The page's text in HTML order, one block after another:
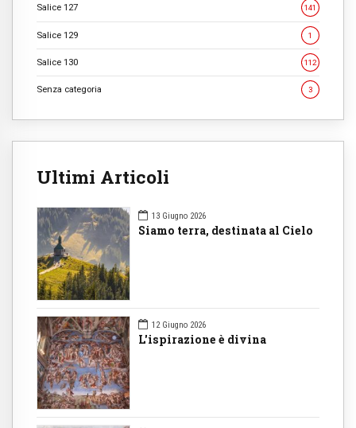
Salice 127 141
Salice 129 1
Salice 130 112
Senza categoria 3
Ultimi Articoli
13 Giugno 2026
Siamo terra, destinata al Cielo
12 Giugno 2026
L'ispirazione è divina